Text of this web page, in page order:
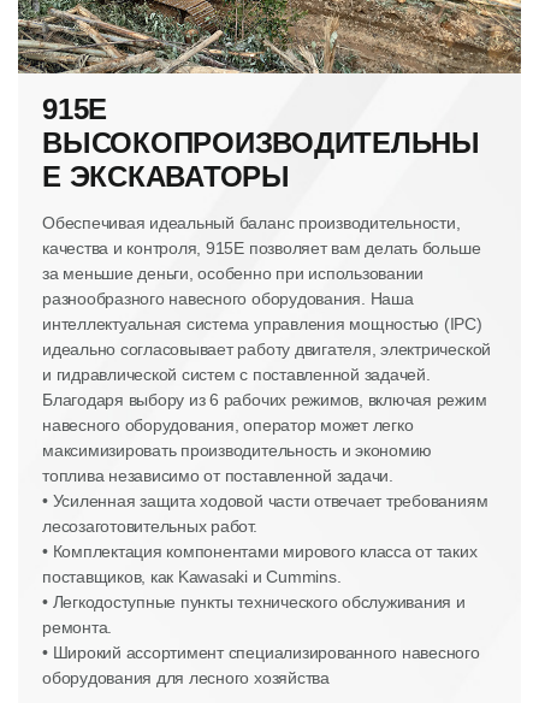
915E
ВЫСОКОПРОИЗВОДИТЕЛЬНЫ
Е ЭКСКАВАТОРЫ
Обеспечивая идеальный баланс производительности,
качества и контроля, 915E позволяет вам делать больше
за меньшие деньги, особенно при использовании
разнообразного навесного оборудования. Наша
интеллектуальная система управления мощностью (IPC)
идеально согласовывает работу двигателя, электрической
и гидравлической систем с поставленной задачей.
Благодаря выбору из 6 рабочих режимов, включая режим
навесного оборудования, оператор может легко
максимизировать производительность и экономию
топлива независимо от поставленной задачи.
• Усиленная защита ходовой части отвечает требованиям
лесозаготовительных работ.
• Комплектация компонентами мирового класса от таких
поставщиков, как Kawasaki и Cummins.
• Легкодоступные пункты технического обслуживания и
ремонта.
• Широкий ассортимент специализированного навесного
оборудования для лесного хозяйства